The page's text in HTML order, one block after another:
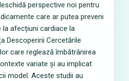
perspective noi pentru
care ar putea preveni
la afecțiuni cardiace la
Descoperirii Cercetările
care reglează îmbătrânirea
variate și au implicat
model. Aceste studii au